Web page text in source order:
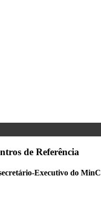
de Referência
Executivo do MinC